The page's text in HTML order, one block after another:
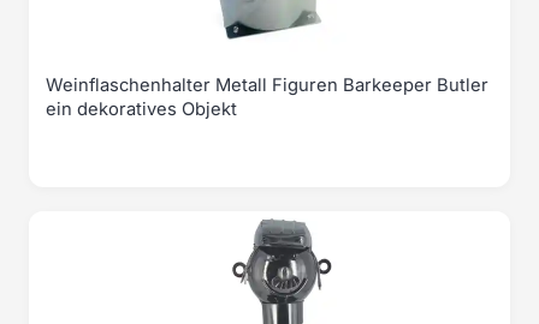
Weinflaschenhalter Metall Figuren Barkeeper Butler
ein dekoratives Objekt